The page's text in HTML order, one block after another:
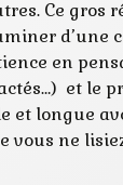
Ce gros
d’une
en
et le
et longue
vous ne